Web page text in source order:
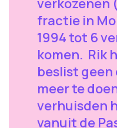
fractie in
1994 tot 6
komen. Rik
beslist
meer te
verhuisden
vanuit de